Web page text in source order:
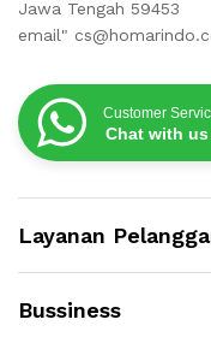
Jawa Tengah 59453
email"
Customer
Chat with us
Layanan
Bussiness